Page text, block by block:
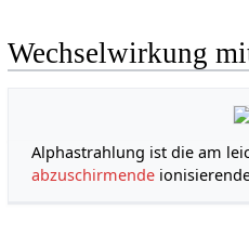
Wechselwirkung
Alphastrahlung ist die am
abzuschirmende